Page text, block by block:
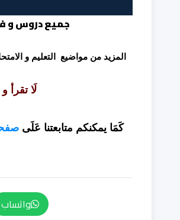
جميع دروس و
المزيد من مواضيع التعليم و
لَا تقرأ
كَمَا يمكنكم متابعتنا عَلَى
واتساب